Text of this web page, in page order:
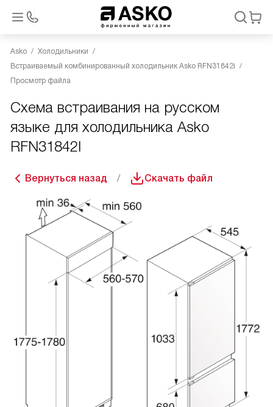
Asko
Холодильники
Встраиваемый комбинированный холодильник Asko RFN31842i
Просмотр файла
Схема встраивания на русском
языке для холодильника Asko
RFN31842I
Вернуться назад Скачать файл